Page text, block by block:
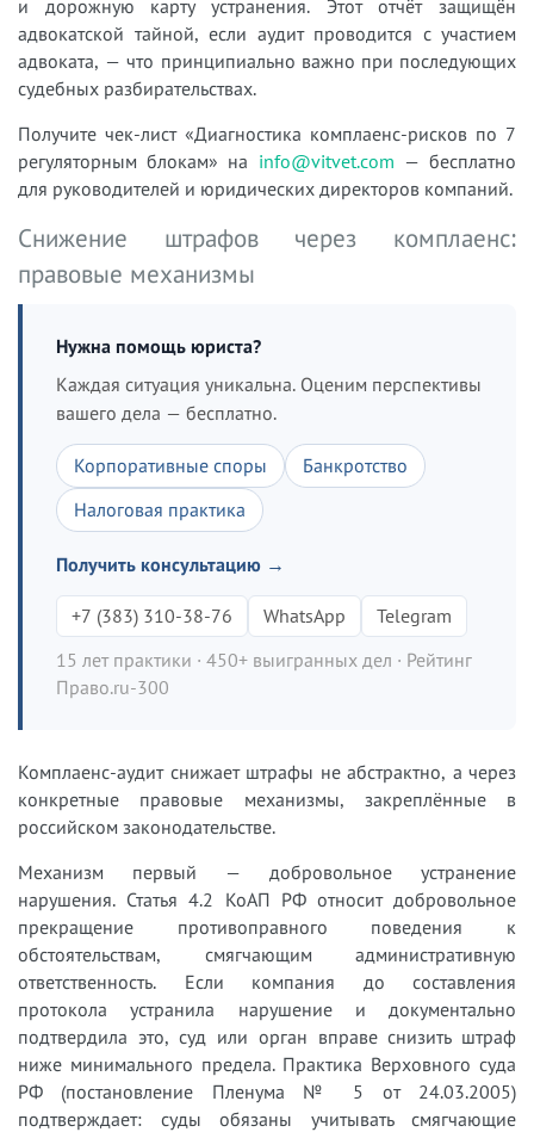
и дорожную карту устранения. Этот отчёт защищён
адвокатской тайной, если аудит проводится с участием
адвоката, — что принципиально важно при последующих
судебных разбирательствах.
Получите чек-лист «Диагностика комплаенс-рисков по 7
регуляторным блокам» на info@vitvet.com — бесплатно
для руководителей и юридических директоров компаний.
Снижение штрафов через комплаенс:
правовые механизмы
Нужна помощь юриста?
Каждая ситуация уникальна. Оценим перспективы
вашего дела — бесплатно.
Корпоративные споры
Банкротство
Налоговая практика
Получить консультацию →
+7 (383) 310-38-76 WhatsApp
Telegram
15 лет практики · 450+ выигранных дел · Рейтинг
Право.ru-300
Комплаенс-аудит снижает штрафы не абстрактно, а через
конкретные правовые механизмы, закреплённые в
российском законодательстве.
Механизм первый — добровольное устранение
нарушения. Статья 4.2 КоАП РФ относит добровольное
прекращение противоправного поведения к
обстоятельствам, смягчающим административную
ответственность. Если компания до составления
протокола устранила нарушение и документально
подтвердила это, суд или орган вправе снизить штраф
ниже минимального предела. Практика Верховного суда
РФ (постановление Пленума № 5 от 24.03.2005)
подтверждает: суды обязаны учитывать смягчающие